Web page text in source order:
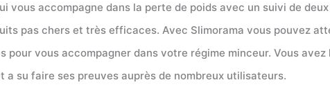
vous accompagne dans la perte de poids avec un suivi de
pas chers et très efficaces. Avec Slimorama vous pouvez
pour vous accompagner dans votre régime minceur. Vous
a su faire ses preuves auprès de nombreux utilisateurs.